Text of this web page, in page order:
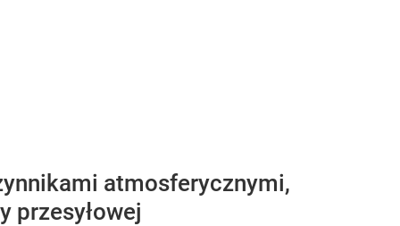
atmosferycznymi,
przesyłowej